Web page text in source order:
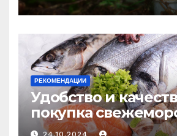
РЕКОМЕНДАЦИИ
Удобство и
покупка
рыбы онлайн
24.10.2024